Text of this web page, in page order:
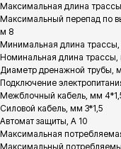
Максимальная длина
Максимальный перепад по
м 8
Минимальная длина
Номинальная длина трассы,
Диаметр дренажной трубы,
Подключение
Межблочный кабель, мм
Силовой кабель, мм 3*1,5
Автомат защиты, А 10
Максимальная
Максимальный